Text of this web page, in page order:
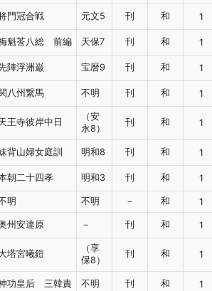
門冠合戦 元文5 刊 和 1
魁莟八総 前編 天保7 刊 和 1
陣浮洲巌 宝暦9 刊 和 1
八州繋馬 不明 刊 和 1
王寺彼岸中日
（安
永8）
刊 和 1
背山婦女庭訓 明和8 刊 和 1
朝二十四孝 明和3 刊 和 1
明 不明 － 和 1
州安達原 － 刊 和 1
塔宮曦鎧
（享
保8）
刊 和 1
功皇后 三韓責 不明 刊 和 1